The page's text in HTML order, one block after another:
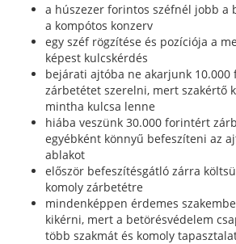
a húszezer forintos széfnél jobb a
a kompótos konzerv
egy széf rögzítése és pozíciója a
képest kulcskérdés
bejárati ajtóba ne akarjunk
zárbetétet szerelni, mert szakértő
mintha kulcsa lenne
hiába veszünk 30.000 forintért
egyébként könnyű befeszíteni az
ablakot
először befeszítésgátló zárra
komoly zárbetétre
mindenképpen érdemes
kikérni, mert a betörésvédelem
több szakmát és komoly